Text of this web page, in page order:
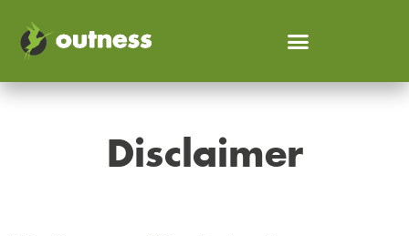
Disclaimer
Disclaimer